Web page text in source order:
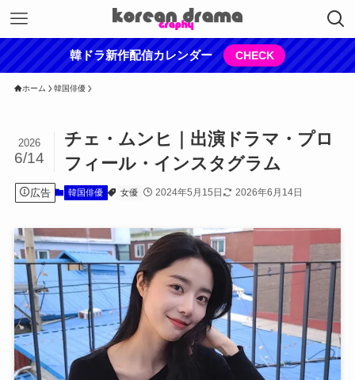
韓ドラ新作配信カレンダー CHECK
ホーム 韓国俳優
チェ・ムンヒ｜出演ドラマ・プロ
フィール・インスタグラム
2026
6/14
広告 韓国俳優 女優 2024年5月15日 2026年6月14日